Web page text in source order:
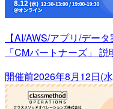
【AI/AWS/アプリ/デー
「CMパートナーズ」
開催前2026年8月12日(